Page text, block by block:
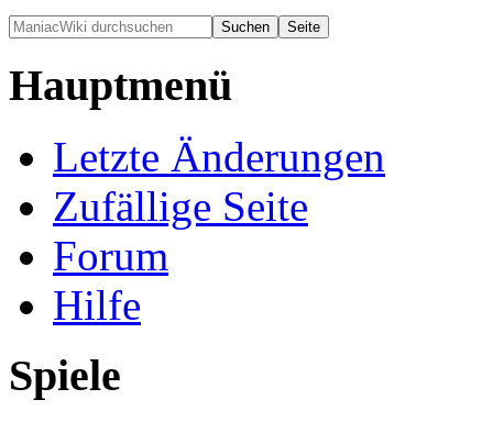
Hauptmenü
Letzte Änderungen
Zufällige Seite
Forum
Hilfe
Spiele